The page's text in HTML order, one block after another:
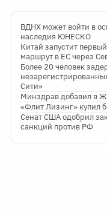
ВДНХ может войти в
наследия ЮНЕСКО
Китай запустит
маршрут в ЕС через
Более 20 человек
Сити»
Минздрав добавил в
«Флит Лизинг» купил
Сенат США одобрил
санкций против РФ